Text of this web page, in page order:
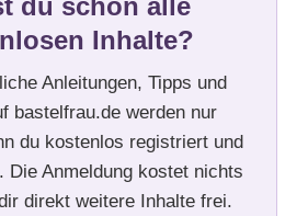
du schon alle
Inhalte?
Anleitungen, Tipps und
bastelfrau.de werden nur
du kostenlos registriert und
Die Anmeldung kostet nichts
direkt weitere Inhalte frei.